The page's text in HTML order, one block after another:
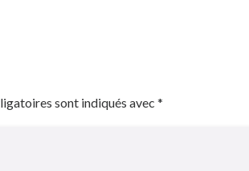
sont indiqués avec *